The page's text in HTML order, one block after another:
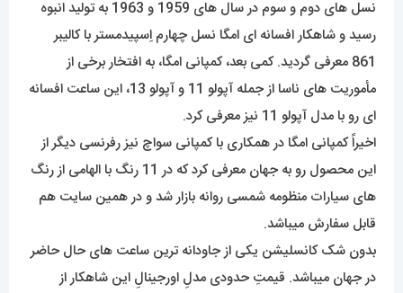
نسل های دوم و سوم در سال های 1959 و 1963 به تولید انبوه
رسید و شاهکار افسانه ای امگا نسل چهارم اِسپیدمستر با کالیبر
861 معرفی گردید. کمی بعد، کمپانی امگا، به افتخار برخی از
مأموریت های ناسا از جمله آپولو 11 و آپولو 13، این ساعت افسانه
ای رو با مدل آپولو 11 نیز معرفی کرد.
اخیراً کمپانی امگا در همکاری با کمپانی سواچ نیز رفرنسی دیگر از
این محصول رو به جهان معرفی کرد که در 11 رنگ با الهامی از رنگ
های سیارات منظومه شمسی روانه بازار شد و در همین سایت هم
قابل سفارش میباشد.
بدون شک کانسلیشن یکی از جاودانه ترین ساعت های حال حاضر
در جهان میباشد. قیمتِ حدودی مدلِ اورجینالِ این شاهکار از